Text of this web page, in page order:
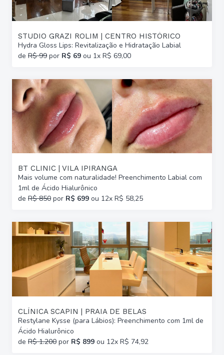
STUDIO GRAZI ROLIM | CENTRO HISTÓRICO
Hydra Gloss Lips: Revitalização e Hidratação Labial
de R$ 99 por R$ 69 ou 1x R$ 69,00
BT CLINIC | VILA IPIRANGA
Mais volume com naturalidade! Preenchimento Labial com
1ml de Ácido Hialurônico
de R$ 850 por R$ 699 ou 12x R$ 58,25
CLÍNICA SCAPIN | PRAIA DE BELAS
Restylane Kysse (para Lábios): Preenchimento com 1ml de
Ácido Hialurônico
de R$ 1.200 por R$ 899 ou 12x R$ 74,92